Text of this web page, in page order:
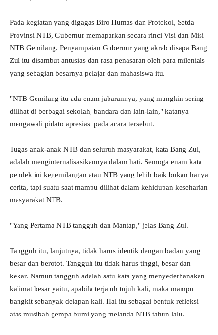
Pada kegiatan yang digagas Biro Humas dan Protokol, Setda
Provinsi NTB, Gubernur memaparkan secara rinci Visi dan Misi
NTB Gemilang. Penyampaian Gubernur yang akrab disapa Bang
Zul itu disambut antusias dan rasa penasaran oleh para milenials
yang sebagian besarnya pelajar dan mahasiswa itu.
"NTB Gemilang itu ada enam jabarannya, yang mungkin sering
dilihat di berbagai sekolah, bandara dan lain-lain," katanya
mengawali pidato apresiasi pada acara tersebut.
Tugas anak-anak NTB dan seluruh masyarakat, kata Bang Zul,
adalah menginternalisasikannya dalam hati. Semoga enam kata
pendek ini kegemilangan atau NTB yang lebih baik bukan hanya
cerita, tapi suatu saat mampu dilihat dalam kehidupan keseharian
masyarakat NTB.
"Yang Pertama NTB tangguh dan Mantap," jelas Bang Zul.
Tangguh itu, lanjutnya, tidak harus identik dengan badan yang
besar dan berotot. Tangguh itu tidak harus tinggi, besar dan
kekar. Namun tangguh adalah satu kata yang menyederhanakan
kalimat besar yaitu, apabila terjatuh tujuh kali, maka mampu
bangkit sebanyak delapan kali. Hal itu sebagai bentuk refleksi
atas musibah gempa bumi yang melanda NTB tahun lalu.